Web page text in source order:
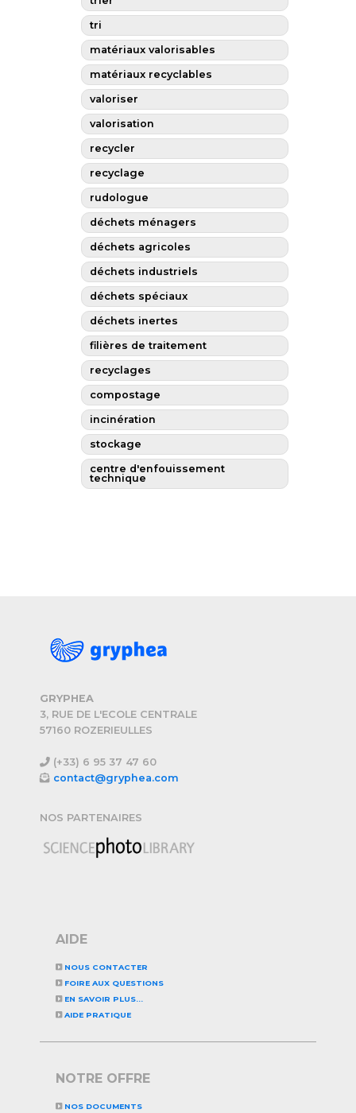
tri
matériaux valorisables
matériaux recyclables
valoriser
valorisation
recycler
recyclage
rudologue
déchets ménagers
déchets agricoles
déchets industriels
déchets spéciaux
déchets inertes
filières de traitement
recyclages
compostage
incinération
stockage
centre d'enfouissement
technique
GRYPHEA
3, RUE DE L'ECOLE CENTRALE
57160 ROZERIEULLES
(+33) 6 95 37 47 60
contact@gryphea.com
NOS PARTENAIRES
AIDE
NOUS CONTACTER
FOIRE AUX QUESTIONS
EN SAVOIR PLUS...
AIDE PRATIQUE
NOTRE OFFRE
NOS DOCUMENTS